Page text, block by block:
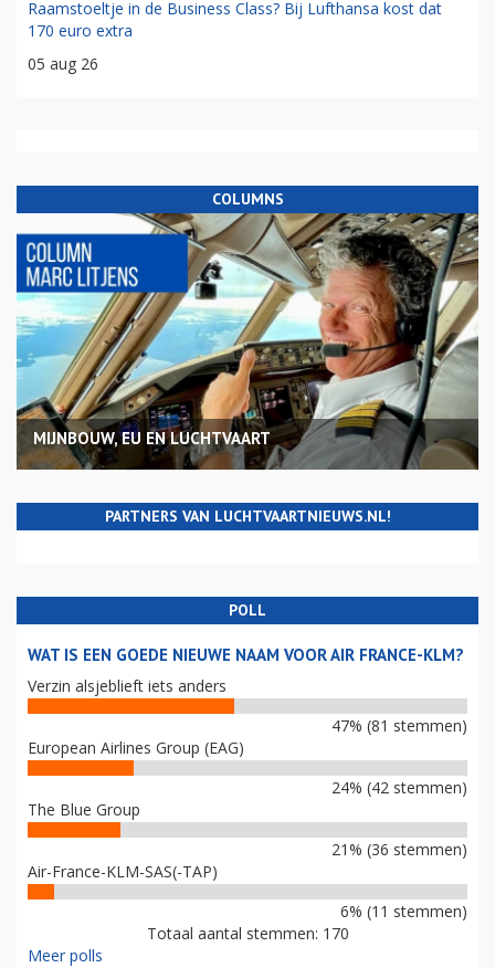
Raamstoeltje in de Business Class? Bij Lufthansa kost dat
170 euro extra
05 aug 26
COLUMNS
MIJNBOUW, EU EN LUCHTVAART
PARTNERS VAN LUCHTVAARTNIEUWS.NL!
POLL
WAT IS EEN GOEDE NIEUWE NAAM VOOR AIR FRANCE-KLM?
Verzin alsjeblieft iets anders
47% (81 stemmen)
European Airlines Group (EAG)
24% (42 stemmen)
The Blue Group
21% (36 stemmen)
Air-France-KLM-SAS(-TAP)
6% (11 stemmen)
Totaal aantal stemmen: 170
Meer polls